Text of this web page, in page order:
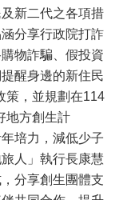
新二代之各項措
分享行政院打詐
物詐騙、假投資
醒身邊的新住民
策，並規劃在114
地方創生計
培力，減低少子
人」執行長康慧
分享創生團體支